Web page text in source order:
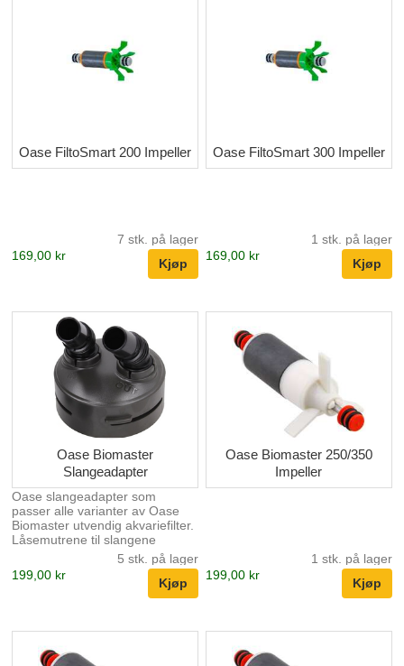
Oase FiltoSmart 200 Impeller
7 stk. på lager
169,00 kr
Oase FiltoSmart 300 Impeller
1 stk. på lager
169,00 kr
Oase Biomaster
Slangeadapter
Oase slangeadapter som
passer alle varianter av Oase
Biomaster utvendig akvariefilter.
Låsemutrene til slangene
5 stk. på lager
199,00 kr
Oase Biomaster 250/350
Impeller
1 stk. på lager
199,00 kr